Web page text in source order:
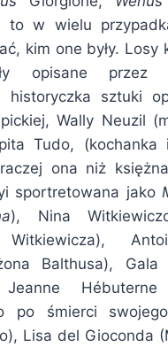
to w wielu
kim one były. Losy
opisane przez
historyczka sztuki
Wally Neuzil
Tudo, (kochanka
ona niż
sportretowana jako
), Nina
Witkiewicza),
Balthusa), Gala
Hébuterne
po śmierci
Lisa del Gioconda